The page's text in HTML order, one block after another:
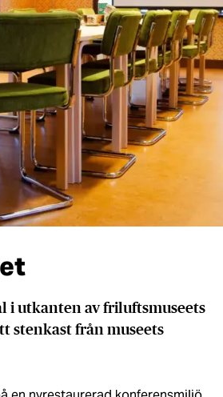
i utkanten av friluftsmuseets
stenkast från museets